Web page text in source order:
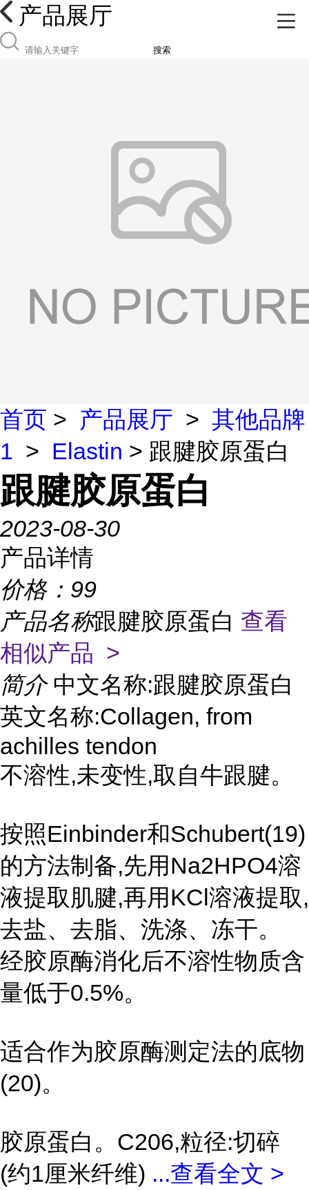
产品展厅
搜索
首页 > 产品展厅 > 其他品牌
1 > Elastin > 跟腱胶原蛋白
跟腱胶原蛋白
2023-08-30
产品详情
价格： 99
产品名称跟腱胶原蛋白 查看
相似产品 >
简介 中文名称:跟腱胶原蛋白
英文名称:Collagen, from
achilles tendon
不溶性,未变性,取自牛跟腱。
按照Einbinder和Schubert(19)
的方法制备,先用Na2HPO4溶
液提取肌腱,再用KCl溶液提取,
去盐、去脂、洗涤、冻干。
经胶原酶消化后不溶性物质含
量低于0.5%。
适合作为胶原酶测定法的底物
(20)。
胶原蛋白。C206,粒径:切碎
(约1厘米纤维) ...查看全文 >